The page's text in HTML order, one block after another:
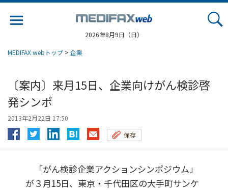
2026年8月9日（日）
MEDIFAX webトップ > 企業
〔案内〕来月15日、企業向けがん検診啓
発シンポ
2013年2月22日 17:50
保存
「がん検診企業アクションシンポジウム」
が３月15日、東京・千代田区の大手町サンケ